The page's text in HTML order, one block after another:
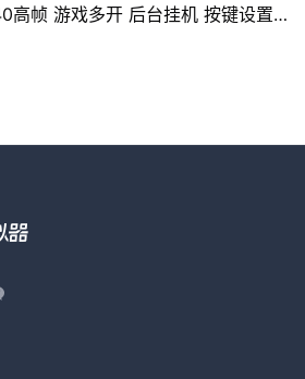
高帧 游戏多开 后台挂机 按键设置